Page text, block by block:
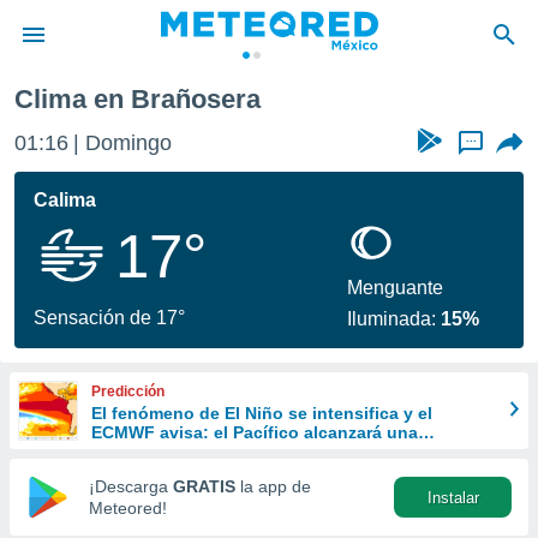
de
ha sido
calidad.
a este
las
y
forma
digital
basada
Clima en Brañosera
01:16 Domingo ...
Calima
17°
Sensación de 17°
Menguante
Iluminada: 15%
Predicción
El fenómeno de El Niño se intensifica y el
ECMWF avisa: el Pacífico alcanzará una
¡Descarga GRATIS la app de
Meteored!
Instalar